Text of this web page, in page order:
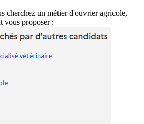
cherchez un métier d'ouvrier agricole,
vous proposer :